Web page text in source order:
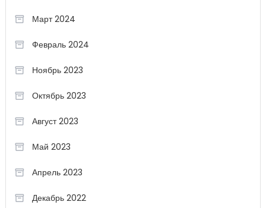
Март 2024
Февраль 2024
Ноябрь 2023
Октябрь 2023
Август 2023
Май 2023
Апрель 2023
Декабрь 2022